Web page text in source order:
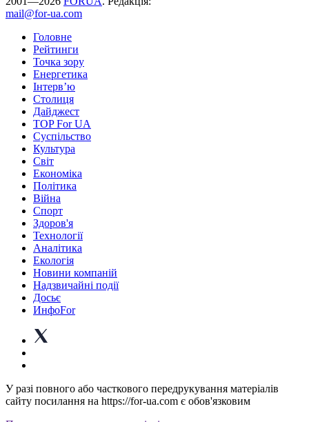
mail@for-ua.com
Головне
Рейтинги
Точка зору
Енергетика
Інтерв’ю
Столиця
Дайджест
TOP For UA
Суспiльство
Культура
Світ
Економіка
Політика
Війна
Спорт
Здоров'я
Технології
Аналітика
Екологія
Новини компаній
Надзвичайні події
Досьє
ИнфоFor
У разі повного або часткового передрукування матеріалів
сайту посилання на https://for-ua.com є обов'язковим